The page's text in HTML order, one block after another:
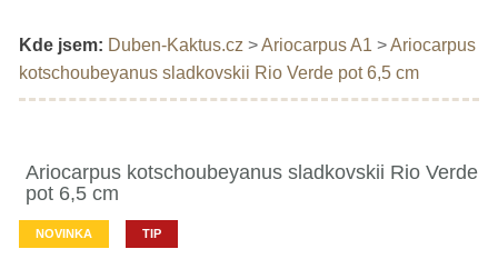
Kde jsem: Duben-Kaktus.cz >Ariocarpus A1 >Ariocarpus
kotschoubeyanus sladkovskii Rio Verde pot 6,5 cm
Ariocarpus kotschoubeyanus sladkovskii Rio Verde
pot 6,5 cm
NOVINKA TIP